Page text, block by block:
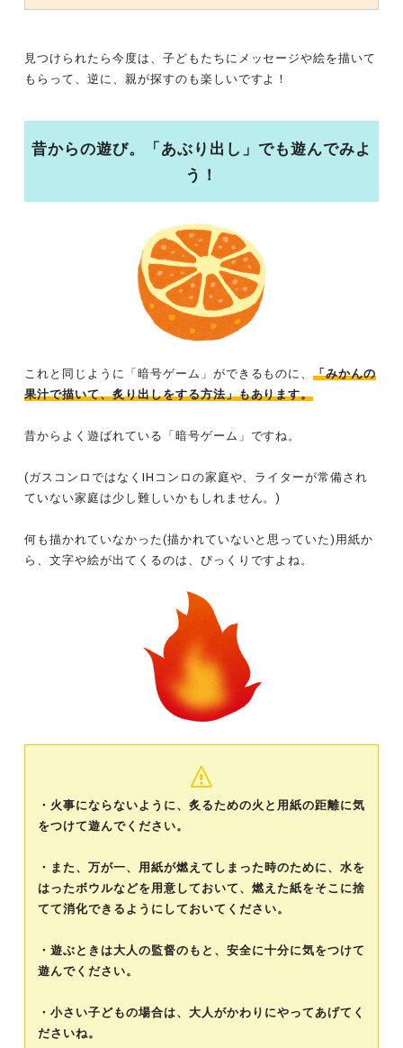
見つけられたら今度は、子どもたちにメッセージや絵を描いて
もらって、逆に、親が探すのも楽しいですよ！
昔からの遊び。「あぶり出し」でも遊んでみよ
う！
これと同じように「暗号ゲーム」ができるものに、「みかんの
果汁で描いて、炙り出しをする方法」もあります。
昔からよく遊ばれている「暗号ゲーム」ですね。
(ガスコンロではなくIHコンロの家庭や、ライターが常備され
ていない家庭は少し難しいかもしれません。)
何も描かれていなかった(描かれていないと思っていた)用紙か
ら、文字や絵が出てくるのは、びっくりですよね。
・火事にならないように、炙るための火と用紙の距離に気
をつけて遊んでください。
・また、万が一、用紙が燃えてしまった時のために、水を
はったボウルなどを用意しておいて、燃えた紙をそこに捨
てて消化できるようにしておいてください。
・遊ぶときは大人の監督のもと、安全に十分に気をつけて
遊んでください。
・小さい子どもの場合は、大人がかわりにやってあげてく
ださいね。